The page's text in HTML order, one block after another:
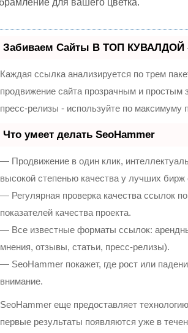
для вашего цветка.
Забиваем Сайты В ТОП КУВАЛДОЙ -
Каждая ссылка анализируется по трем
продвижение сайта прозрачным и
пресс-релизы - используйте по
Что умеет делать SeoHammer
— Продвижение в один клик,
высокой степенью качества у лучших бирж
— Регулярная проверка качества ссылок
показателей качества проекта.
— Все известные форматы ссылок:
мнения, отзывы, статьи, пресс-релизы).
— SeoHammer покажет, где рост или
внимание.
SeoHammer еще предоставляет
первые результаты появляются уже в